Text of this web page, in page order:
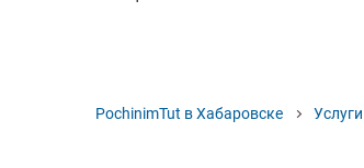
PochinimTut в Хабаровске Услуги